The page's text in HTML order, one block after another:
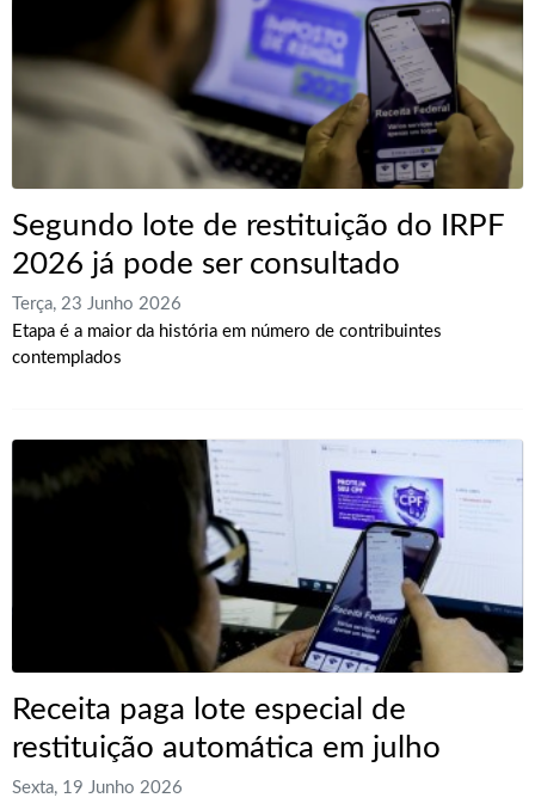
Segundo lote de restituição do IRPF
2026 já pode ser consultado
Terça, 23 Junho 2026
Etapa é a maior da história em número de contribuintes
contemplados
Receita paga lote especial de
restituição automática em julho
Sexta, 19 Junho 2026